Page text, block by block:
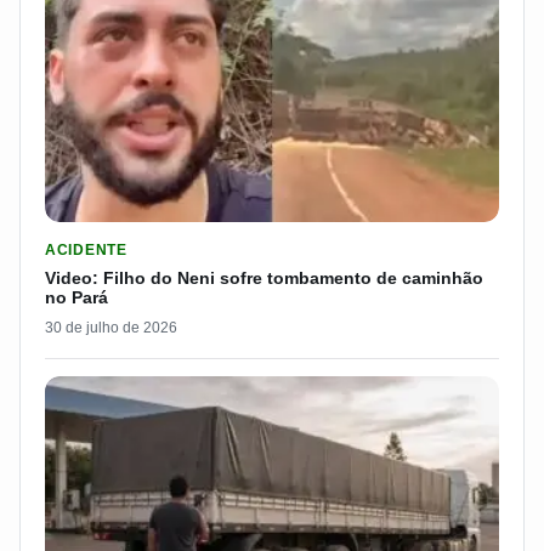
ACIDENTE
Video: Filho do Neni sofre tombamento de caminhão
no Pará
30 de julho de 2026